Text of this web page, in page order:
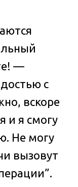
—
с
вскоре
и я смогу
Не могу
вызовут